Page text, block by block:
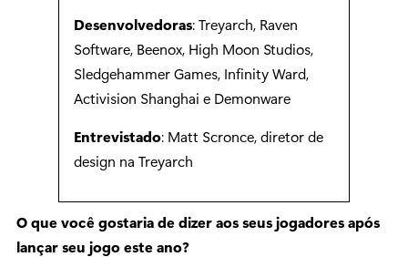
Desenvolvedoras: Treyarch, Raven
Software, Beenox, High Moon Studios,
Sledgehammer Games, Infinity Ward,
Activision Shanghai e Demonware
Entrevistado: Matt Scronce, diretor de
design na Treyarch
O que você gostaria de dizer aos seus jogadores após
lançar seu jogo este ano?